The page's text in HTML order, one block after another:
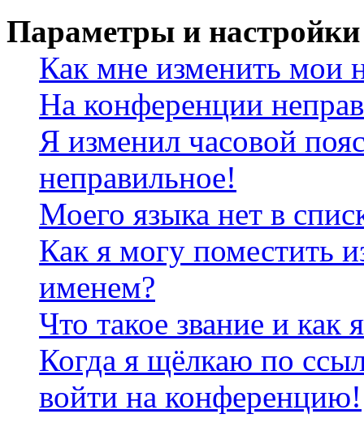
Параметры и настройки
Как мне изменить мои
На конференции
Я изменил часовой
неправильное!
Моего языка нет в
Как я могу поместить
именем?
Что такое звание и как
Когда я щёлкаю по
войти на конференцию!